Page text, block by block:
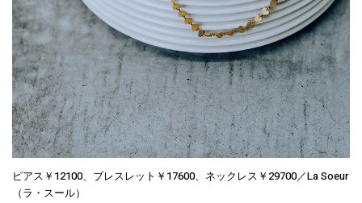
ピアス￥12100、ブレスレット￥17600、ネックレス￥29700／La Soeur
（ラ・スール）